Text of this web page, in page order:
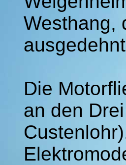
Westhang,
Die
an den